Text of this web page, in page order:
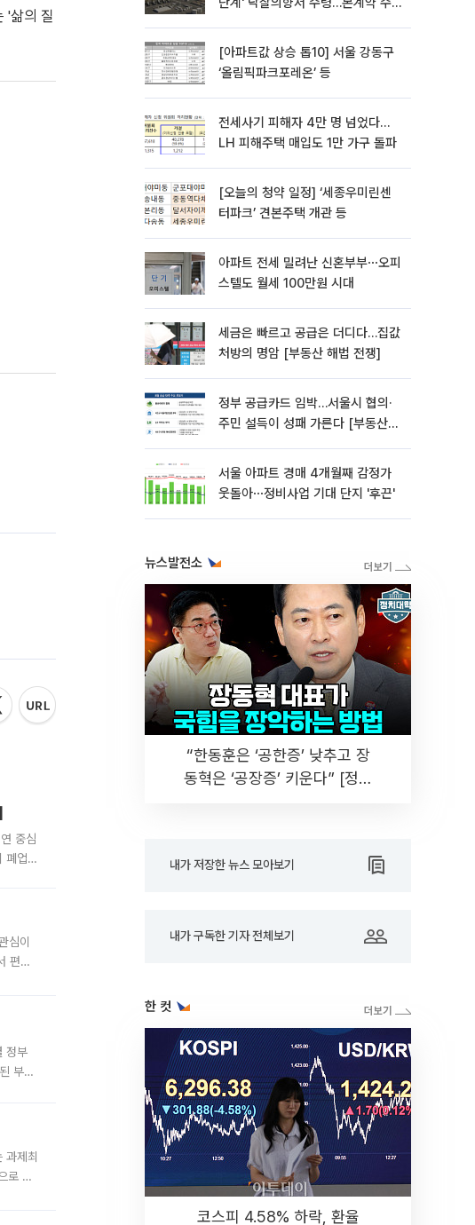
'삶의 질
중심
폐업
심이
편입
정부
부산
과제최
로 재
[아파트값 상승 톱10] 서울 강동구
‘올림픽파크포레온’ 등
전세사기 피해자 4만 명 넘었다…
LH 피해주택 매입도 1만 가구 돌파
[오늘의 청약 일정] ‘세종우미린센
터파크’ 견본주택 개관 등
아파트 전세 밀려난 신혼부부⋯오피
스텔도 월세 100만원 시대
세금은 빠르고 공급은 더디다…집값
처방의 명암 [부동산 해법 전쟁]
정부 공급카드 임박…서울시 협의·
주민 설득이 성패 가른다 [부동산
서울 아파트 경매 4개월째 감정가
웃돌아⋯정비사업 기대 단지 '후끈'
뉴스발전소
“한동훈은 ‘공한증’ 낮추고 장
동혁은 ‘공장증’ 키운다” [정치
내가 저장한 뉴스 모아보기
내가 구독한 기자 전체보기
한 컷
코스피 4.58% 하락, 환율